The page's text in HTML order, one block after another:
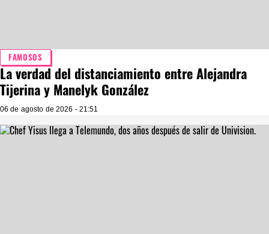
FAMOSOS
La verdad del distanciamiento entre Alejandra
Tijerina y Manelyk González
06 de agosto de 2026 - 21:51